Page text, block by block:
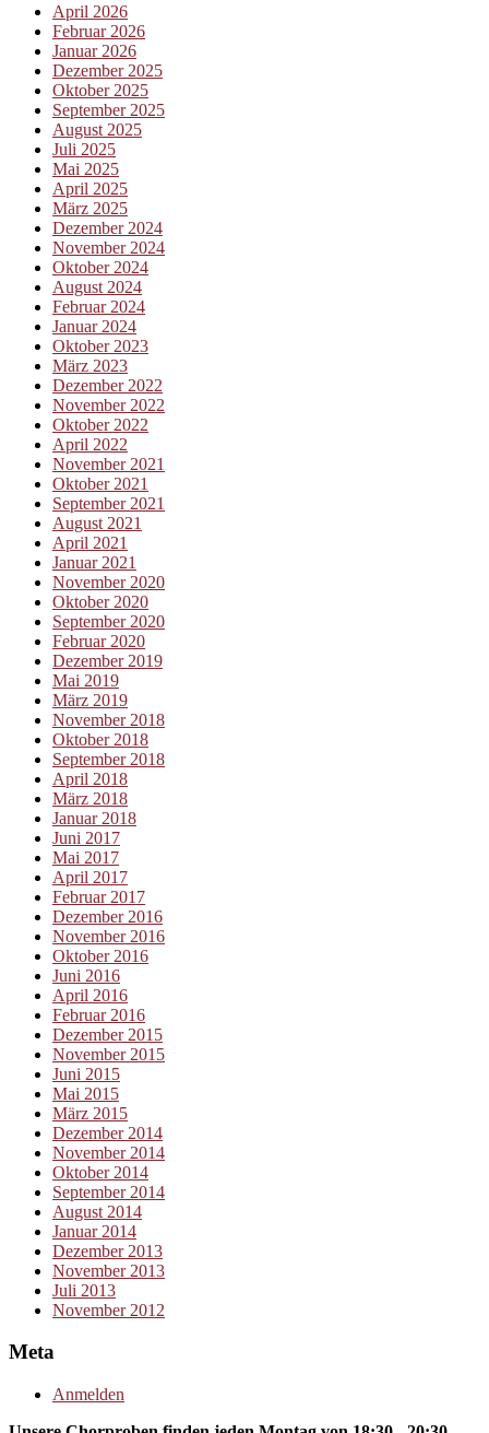
April 2026
Februar 2026
Januar 2026
Dezember 2025
Oktober 2025
September 2025
August 2025
Juli 2025
Mai 2025
April 2025
März 2025
Dezember 2024
November 2024
Oktober 2024
August 2024
Februar 2024
Januar 2024
Oktober 2023
März 2023
Dezember 2022
November 2022
Oktober 2022
April 2022
November 2021
Oktober 2021
September 2021
August 2021
April 2021
Januar 2021
November 2020
Oktober 2020
September 2020
Februar 2020
Dezember 2019
Mai 2019
März 2019
November 2018
Oktober 2018
September 2018
April 2018
März 2018
Januar 2018
Juni 2017
Mai 2017
April 2017
Februar 2017
Dezember 2016
November 2016
Oktober 2016
Juni 2016
April 2016
Februar 2016
Dezember 2015
November 2015
Juni 2015
Mai 2015
März 2015
Dezember 2014
November 2014
Oktober 2014
September 2014
August 2014
Januar 2014
Dezember 2013
November 2013
Juli 2013
November 2012
Meta
Anmelden